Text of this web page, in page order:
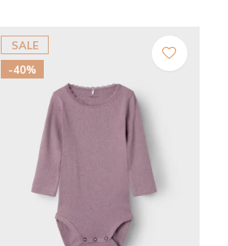
SALE
-40%